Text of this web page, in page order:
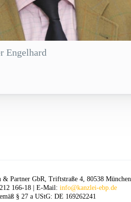
Engelhard
& Partner GbR, Triftstraße 4, 80538 München
166-18 | E-Mail: info@kanzlei-ebp.de
§ 27 a UStG: DE 169262241